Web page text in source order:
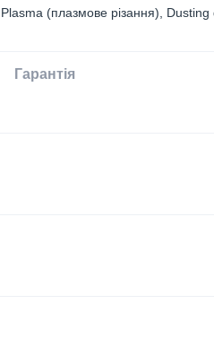
Plasma (плазмове різання),
Гарантія